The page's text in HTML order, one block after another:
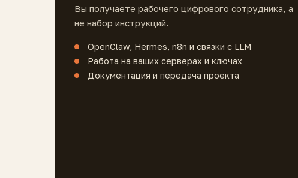
Вы получаете рабочего цифрового сотрудника, а
не набор инструкций.
OpenClaw, Hermes, n8n и связки с LLM
Работа на ваших серверах и ключах
Документация и передача проекта